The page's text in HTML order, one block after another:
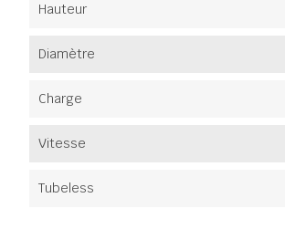
Hauteur
Diamètre
Charge
Vitesse
Tubeless